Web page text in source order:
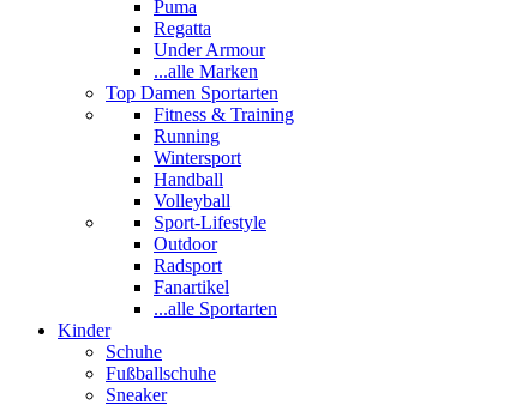
Puma
Regatta
Under Armour
...alle Marken
Top Damen Sportarten
Fitness & Training
Running
Wintersport
Handball
Volleyball
Sport-Lifestyle
Outdoor
Radsport
Fanartikel
...alle Sportarten
Kinder
Schuhe
Fußballschuhe
Sneaker